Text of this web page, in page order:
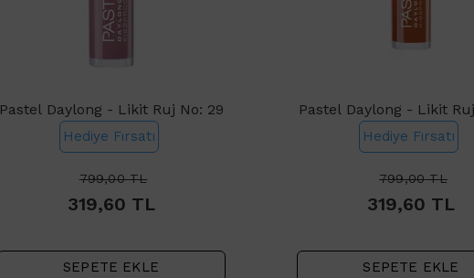
Pastel Daylong - Likit Ruj No: 29
Hediye Fırsatı
799,00TL
319,60 TL
SEPETE EKLE
Pastel Daylong - Likit
Hediye Fırsatı
799,00TL
319,60 TL
SEPETE EKLE